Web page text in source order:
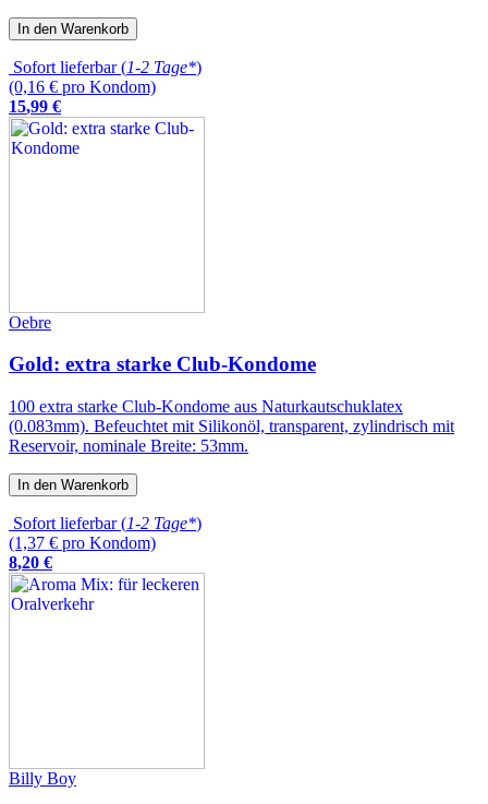
In den Warenkorb
Sofort lieferbar (1-2 Tage*)
(0,16 € pro Kondom)
15,99 €
Oebre
Gold: extra starke Club-Kondome
100 extra starke Club-Kondome aus Naturkautschuklatex
(0.083mm). Befeuchtet mit Silikonöl, transparent, zylindrisch mit
Reservoir, nominale Breite: 53mm.
In den Warenkorb
Sofort lieferbar (1-2 Tage*)
(1,37 € pro Kondom)
8,20 €
Billy Boy